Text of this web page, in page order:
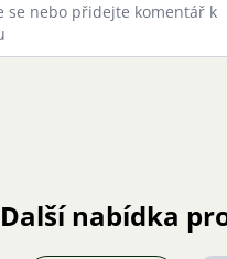
Další nabídka